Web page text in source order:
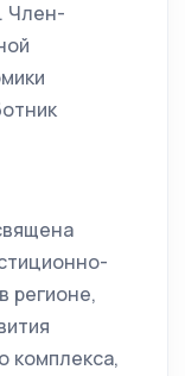
Член-
регионе,
комплекса,